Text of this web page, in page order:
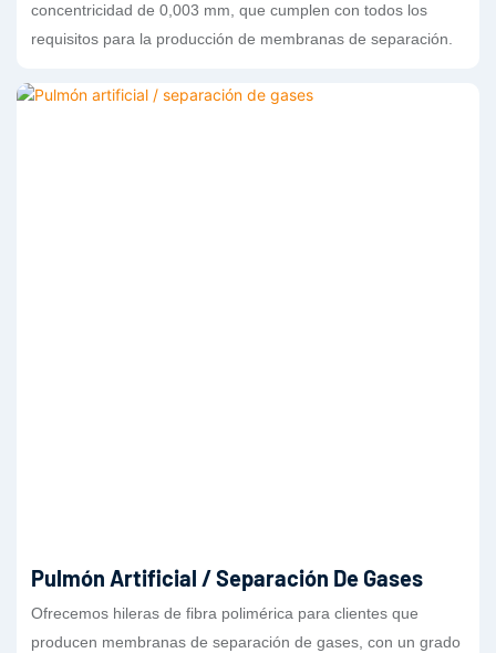
concentricidad de 0,003 mm, que cumplen con todos los
requisitos para la producción de membranas de separación.
Pulmón Artificial / Separación De Gases
Ofrecemos hileras de fibra polimérica para clientes que
producen membranas de separación de gases, con un grado